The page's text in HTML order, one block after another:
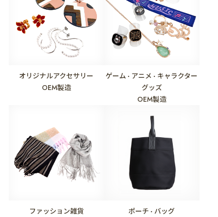
オリジナルアクセサリー
OEM製造
ゲーム ・ アニメ ・ キャラクター
グッズ
OEM製造
ファッション雑貨
ポーチ ・ バッグ